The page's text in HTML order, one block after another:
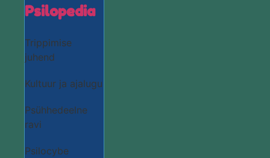
Psilopedia
Trippimise
juhend
Kultuur ja ajalugu
Psühhedeelne
ravi
Psilocybe